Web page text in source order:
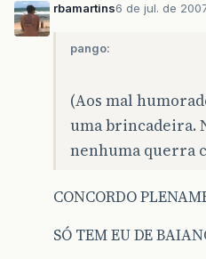
rbamartins6 de jul. de
pango:
(Aos mal
uma brincadeira.
nenhuma querra
CONCORDO
SÓ TEM EU DE